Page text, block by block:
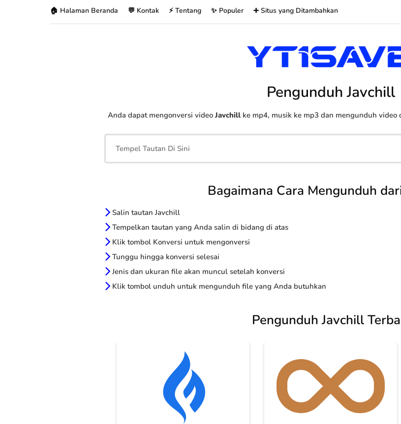
🏠 Halaman Beranda 💬 Kontak ⚡ Tentang ✨ Populer ➕ Situs yang Ditambahkan
Pengunduh Javchill
Anda dapat mengonversi videoJavchill ke mp4, musik ke mp3 dan mengunduh
Bagaimana Cara Mengunduh
Salin tautan Javchill
Tempelkan tautan yang Anda salin di bidang di atas
Klik tombol Konversi untuk mengonversi
Tunggu hingga konversi selesai
Jenis dan ukuran file akan muncul setelah konversi
Klik tombol unduh untuk mengunduh file yang Anda butuhkan
Pengunduh Javchill